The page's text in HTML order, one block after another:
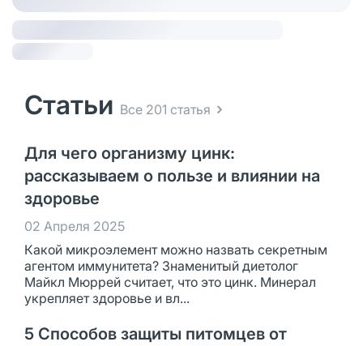
Статьи Все 201 статья
Для чего организму цинк:
рассказываем о пользе и влиянии на
здоровье
02 Апреля 2025
Какой микроэлемент можно назвать секретным
агентом иммунитета? Знаменитый диетолог
Майкл Мюррей считает, что это цинк. Минерал
укрепляет здоровье и вл...
5 Способов защиты питомцев от